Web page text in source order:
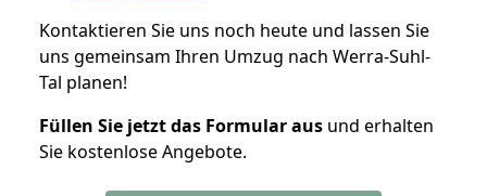
Kontaktieren Sie uns noch heute und lassen Sie
uns gemeinsam Ihren Umzug nach Werra-Suhl-
Tal planen!
Füllen Sie jetzt das Formular aus und erhalten
Sie kostenlose Angebote.